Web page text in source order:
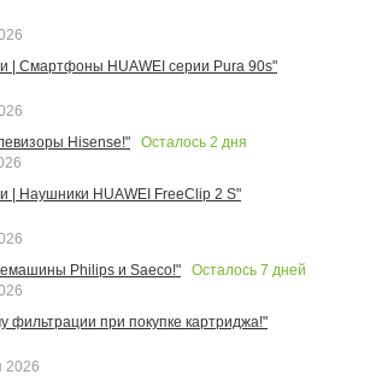
| Смартфоны HUAWEI серии Pura 90s"
Hisense!"
Осталось 2 дня
| Наушники HUAWEI FreeClip 2 S"
Philips и Saeco!"
Осталось 7 дней
фильтрации при покупке картриджа!"
2026